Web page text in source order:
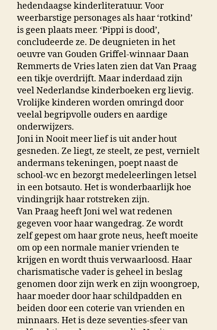
hedendaagse kinderliteratuur. Voor
weerbarstige personages als haar ‘rotkind’
is geen plaats meer. ‘Pippi is dood’,
concludeerde ze. De deugnieten in het
oeuvre van Gouden Griffel-winnaar Daan
Remmerts de Vries laten zien dat Van Praag
een tikje overdrijft. Maar inderdaad zijn
veel Nederlandse kinderboeken erg lievig.
Vrolijke kinderen worden omringd door
veelal begripvolle ouders en aardige
onderwijzers.
Joni in Nooit meer lief is uit ander hout
gesneden. Ze liegt, ze steelt, ze pest, vernielt
andermans tekeningen, poept naast de
school-wc en bezorgt medeleerlingen letsel
in een botsauto. Het is wonderbaarlijk hoe
vindingrijk haar rotstreken zijn.
Van Praag heeft Joni wel wat redenen
gegeven voor haar wangedrag. Ze wordt
zelf gepest om haar grote neus, heeft moeite
om op een normale manier vrienden te
krijgen en wordt thuis verwaarloosd. Haar
charismatische vader is geheel in beslag
genomen door zijn werk en zijn woongroep,
haar moeder door haar schildpadden en
beiden door een coterie van vrienden en
minnaars. Het is deze seventies-sfeer van